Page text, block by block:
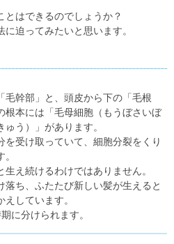
とはできるのでしょうか？
迫ってみたいと思います。
毛幹部」と、頭皮から下の「毛根
根本には「毛母細胞（もうぼさいぼ
う）」があります。
受け取っていて、細胞分裂をくり
え続けるわけではありません。
ち、ふたたび新しい髪が生えると
しています。
に分けられます。